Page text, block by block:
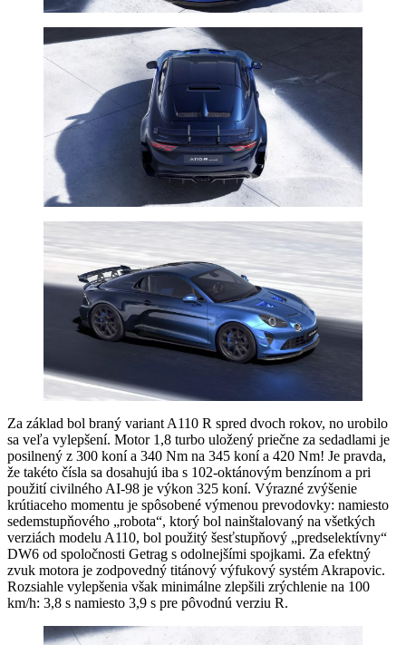
Za základ bol braný variant A110 R spred dvoch rokov, no urobilo
sa veľa vylepšení. Motor 1,8 turbo uložený priečne za sedadlami je
posilnený z 300 koní a 340 Nm na 345 koní a 420 Nm! Je pravda,
že takéto čísla sa dosahujú iba s 102-oktánovým benzínom a pri
použití civilného AI-98 je výkon 325 koní. Výrazné zvýšenie
krútiaceho momentu je spôsobené výmenou prevodovky: namiesto
sedemstupňového „robota“, ktorý bol nainštalovaný na všetkých
verziách modelu A110, bol použitý šesťstupňový „predselektívny“
DW6 od spoločnosti Getrag s odolnejšími spojkami. Za efektný
zvuk motora je zodpovedný titánový výfukový systém Akrapovic.
Rozsiahle vylepšenia však minimálne zlepšili zrýchlenie na 100
km/h: 3,8 s namiesto 3,9 s pre pôvodnú verziu R.